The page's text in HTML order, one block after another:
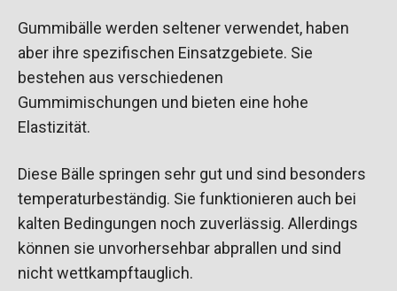
Gummibälle werden seltener verwendet, haben
aber ihre spezifischen Einsatzgebiete. Sie
bestehen aus verschiedenen
Gummimischungen und bieten eine hohe
Elastizität.
Diese Bälle springen sehr gut und sind besonders
temperaturbeständig. Sie funktionieren auch bei
kalten Bedingungen noch zuverlässig. Allerdings
können sie unvorhersehbar abprallen und sind
nicht wettkampftauglich.